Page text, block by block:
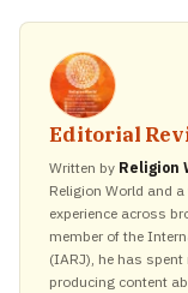
Editorial
Written by Religion
Religion World and
experience across
member of the
(IARJ), he has
producing content